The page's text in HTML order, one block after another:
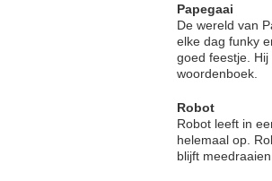
Papegaai
De wereld van
elke dag funky
goed feestje. Hij
woordenboek.
Robot
Robot leeft in
helemaal op.
blijft